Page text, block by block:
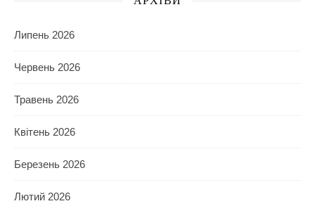
Липень 2026
Червень 2026
Травень 2026
Квітень 2026
Березень 2026
Лютий 2026